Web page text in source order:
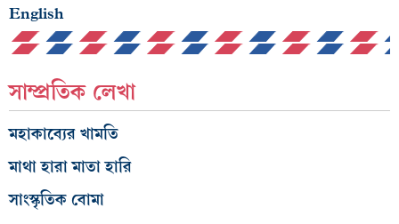
English
সাম্প্রতিক লেখা
মহাকাব্যের খামতি
মাথা হারা মাতা হারি
সাংস্কৃতিক বোমা